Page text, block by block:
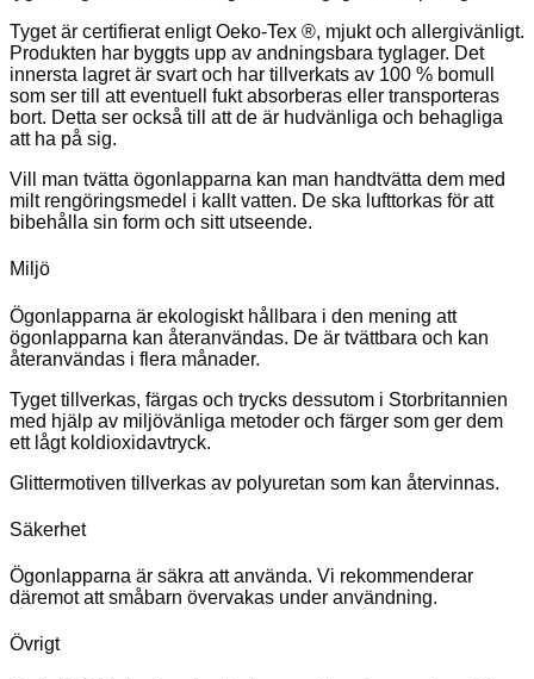
Tyget är certifierat enligt Oeko-Tex ®, mjukt och allergivänligt.
Produkten har byggts upp av andningsbara tyglager. Det
innersta lagret är svart och har tillverkats av 100 % bomull
som ser till att eventuell fukt absorberas eller transporteras
bort. Detta ser också till att de är hudvänliga och behagliga
att ha på sig.
Vill man tvätta ögonlapparna kan man handtvätta dem med
milt rengöringsmedel i kallt vatten. De ska lufttorkas för att
bibehålla sin form och sitt utseende.
Miljö
Ögonlapparna är ekologiskt hållbara i den mening att
ögonlapparna kan återanvändas. De är tvättbara och kan
återanvändas i flera månader.
Tyget tillverkas, färgas och trycks dessutom i Storbritannien
med hjälp av miljövänliga metoder och färger som ger dem
ett lågt koldioxidavtryck.
Glittermotiven tillverkas av polyuretan som kan återvinnas.
Säkerhet
Ögonlapparna är säkra att använda. Vi rekommenderar
däremot att småbarn övervakas under användning.
Övrigt